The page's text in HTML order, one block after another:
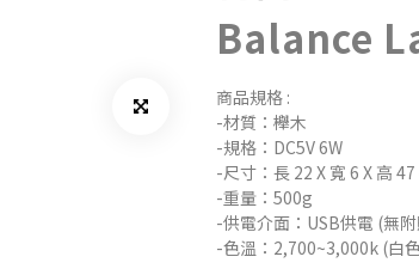
Balance
商品規格 :
-材質：櫸木
-規格：DC5V 6W
-尺寸：長 22 X 寬 6 X 高
-重量：500g
-供電介面：USB供電 (無附
-色溫：2,700~3,000k (白